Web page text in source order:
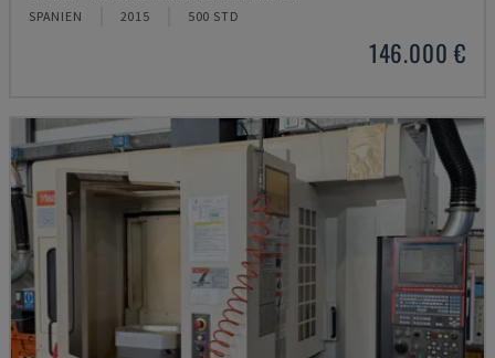
SPANIEN 2015 500 STD
146.000 €